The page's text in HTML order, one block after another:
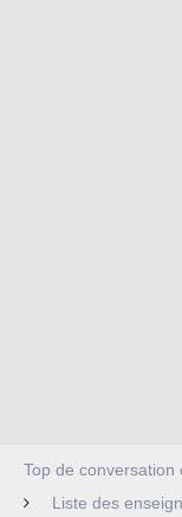
Top de
Liste des